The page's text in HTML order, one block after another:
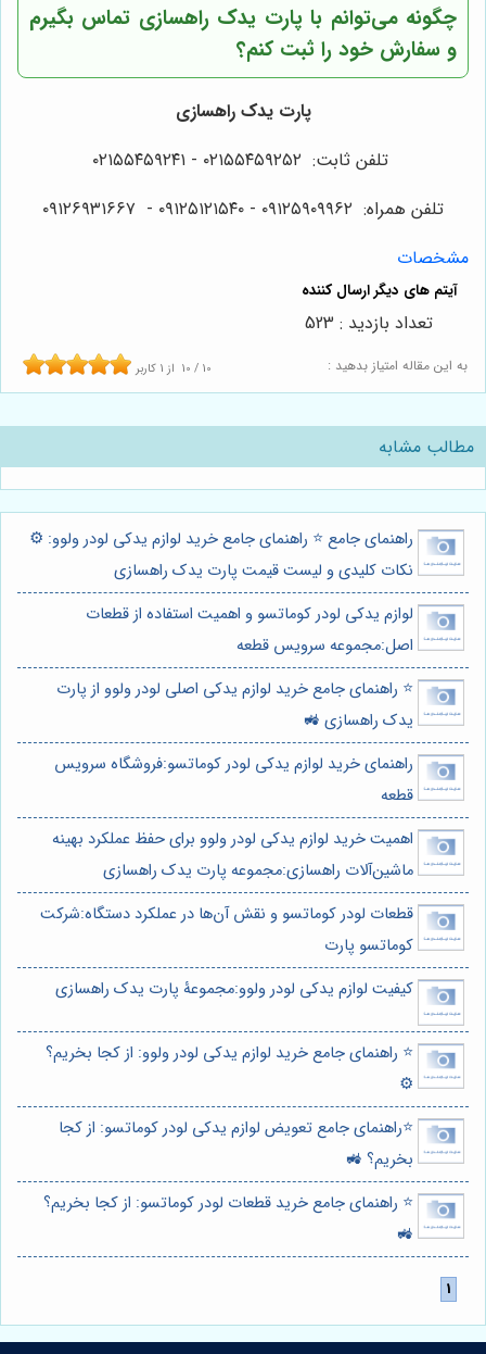
چگونه می‌توانم با پارت یدک راهسازی تماس بگیرم
و سفارش خود را ثبت کنم؟
پارت یدک راهسازی
تلفن ثابت: ۰۲۱۵۵۴۵۹۲۵۲ - ۰۲۱۵۵۴۵۹۲۴۱
تلفن همراه: ۰۹۱۲۵۹۰۹۹۶۲ - ۰۹۱۲۵۱۲۱۵۴۰‌‌‌ - ۰۹۱۲۶۹۳۱۶۶۷
مشخصات
به این مقاله امتیاز بدهید : 10 / 10 از 1 کاربر
تعداد بازدید : 523
مطالب مشابه
راهنمای جامع ⭐️ راهنمای جامع خرید لوازم یدکی لودر ولوو: ⚙️
نکات کلیدی و لیست قیمت پارت یدک راهسازی
لوازم یدکی لودر کوماتسو و اهمیت استفاده از قطعات
اصل:مجموعه سرویس قطعه
⭐️ راهنمای جامع خرید لوازم یدکی اصلی لودر ولوو از پارت
یدک راهسازی 🚜
راهنمای خرید لوازم یدکی لودر کوماتسو:فروشگاه سرویس
قطعه
اهمیت خرید لوازم یدکی لودر ولوو برای حفظ عملکرد بهینه
ماشین‌آلات راهسازی:مجموعه پارت یدک راهسازی
قطعات لودر کوماتسو و نقش آن‌ها در عملکرد دستگاه:شرکت
کوماتسو پارت
کیفیت لوازم یدکی لودر ولوو:مجموعۀ پارت یدک راهسازی
⭐️ راهنمای جامع خرید لوازم یدکی لودر ولوو: از کجا بخریم؟
⚙️
⭐️راهنمای جامع تعویض لوازم یدکی لودر کوماتسو: از کجا
بخریم؟ 🚜
⭐️ راهنمای جامع خرید قطعات لودر کوماتسو: از کجا بخریم؟
🚜